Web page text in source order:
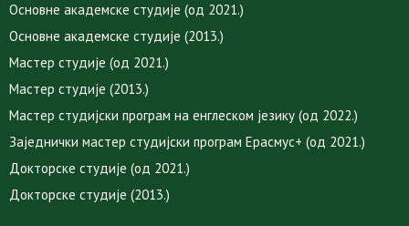
Основне академске студије (од 2021.)
Основне академске студије (2013.)
Мастер студије (од 2021.)
Мастер студије (2013.)
Мастер студијски програм на енглеском језику (од 2022.)
Заједнички мастер студијски програм Ерасмус+ (од 2021.)
Докторске студије (од 2021.)
Докторске студије (2013.)